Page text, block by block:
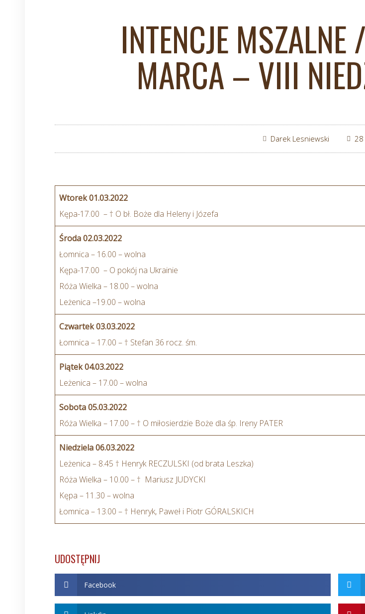
INTENCJE
MARCA – VIII
Darek Lesniewski 28
Wtorek 01.03.2022
Kępa-17.00 – † O bł. Boże dla Heleny i Józefa
Środa 02.03.2022
Łomnica – 16.00 – wolna
Kępa-17.00 – O pokój na Ukrainie
Róża Wielka – 18.00 – wolna
Leżenica –19.00 – wolna
Czwartek 03.03.2022
Łomnica – 17.00 – † Stefan 36 rocz. śm.
Piątek 04.03.2022
Leżenica – 17.00 – wolna
Sobota 05.03.2022
Róża Wielka – 17.00 – † O miłosierdzie Boże dla śp. Ireny PATER
Niedziela 06.03.2022
Leżenica – 8.45 † Henryk RECZULSKI (od brata Leszka)
Róża Wielka – 10.00 – † Mariusz JUDYCKI
Kępa – 11.30 – wolna
Łomnica – 13.00 – † Henryk, Paweł i Piotr GÓRALSKICH
UDOSTĘPNIJ
Facebook